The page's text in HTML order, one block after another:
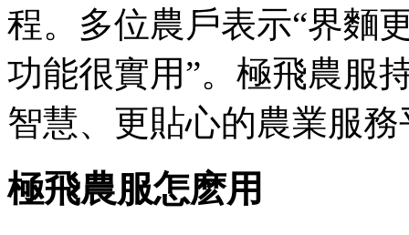
程。多位農戶表示“界麵
功能很實用”。極飛農服
智慧、更貼心的農業服務
極飛農服怎麽用